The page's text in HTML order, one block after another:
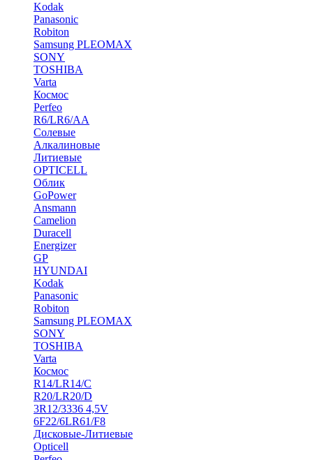
Kodak
Panasonic
Robiton
Samsung PLEOMAX
SONY
TOSHIBA
Varta
Космос
Perfeo
R6/LR6/AA
Солевые
Алкалиновые
Литиевые
OPTICELL
Облик
GoPower
Ansmann
Camelion
Duracell
Energizer
GP
HYUNDAI
Kodak
Panasonic
Robiton
Samsung PLEOMAX
SONY
TOSHIBA
Varta
Космос
R14/LR14/C
R20/LR20/D
3R12/3336 4,5V
6F22/6LR61/F8
Дисковые-Литиевые
Opticell